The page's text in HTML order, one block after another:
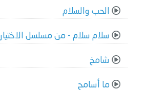
الحب والسلام
سلام سلام - من مسلسل الاختيار
شامخ
ما أسامح